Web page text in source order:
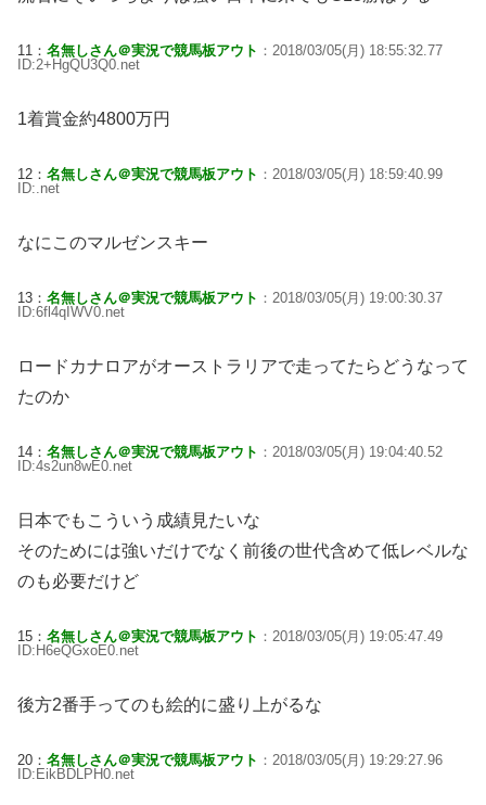
11： 名無しさん＠実況で競馬板アウト ：2018/03/05(月) 18:55:32.77
ID:2+HgQU3Q0.net
1着賞金約4800万円
12： 名無しさん＠実況で競馬板アウト ：2018/03/05(月) 18:59:40.99
ID:.net
なにこのマルゼンスキー
13： 名無しさん＠実況で競馬板アウト ：2018/03/05(月) 19:00:30.37
ID:6fl4qIWV0.net
ロードカナロアがオーストラリアで走ってたらどうなって
たのか
14： 名無しさん＠実況で競馬板アウト ：2018/03/05(月) 19:04:40.52
ID:4s2un8wE0.net
日本でもこういう成績見たいな
そのためには強いだけでなく前後の世代含めて低レベルな
のも必要だけど
15： 名無しさん＠実況で競馬板アウト ：2018/03/05(月) 19:05:47.49
ID:H6eQGxoE0.net
後方2番手ってのも絵的に盛り上がるな
20： 名無しさん＠実況で競馬板アウト ：2018/03/05(月) 19:29:27.96
ID:EikBDLPH0.net